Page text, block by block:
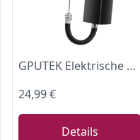
GPUTEK Elektrische Ballpumpe, Tragbar für Fußball, Volleyball & Basketball
24,99 €
Details